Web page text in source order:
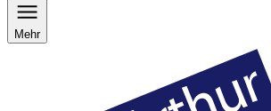
Mehr